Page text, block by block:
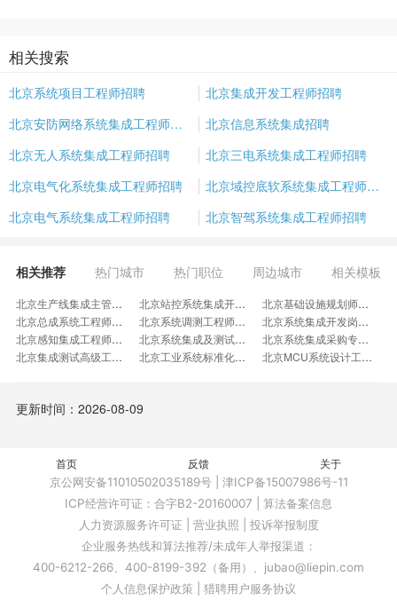
相关搜索
北京系统项目工程师招聘
北京集成开发工程师招聘
北京安防网络系统集成工程师招聘
北京信息系统集成招聘
北京无人系统集成工程师招聘
北京三电系统集成工程师招聘
北京电气化系统集成工程师招聘
北京域控底软系统集成工程师招聘
北京电气系统集成工程师招聘
北京智驾系统集成工程师招聘
相关推荐 热门城市 热门职位 周边城市 相关模板
北京生产线集成主管工程师招聘 北京站控系统集成开发工程师招聘
北京基础设施规划师招聘
北京总成系统工程师招聘
北京系统调测工程师招聘
北京系统集成开发岗招聘
北京感知集成工程师招聘
北京系统集成及测试招聘
北京系统集成采购专员招聘
北京集成测试高级工程师招聘
北京工业系统标准化工程师招聘
北京MCU系统设计工程师招聘
北京系统预研工程师招聘
北京电气集成专家招聘
北京软件集成管理招聘
更新时间：2026-08-09
首页 反馈 关于